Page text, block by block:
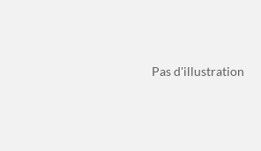
Pas d'illustration